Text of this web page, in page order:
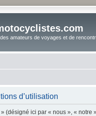
amateurs de voyages et de
d’utilisation
(désigné ici par « nous », «